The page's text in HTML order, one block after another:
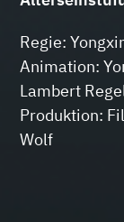
Regie:
Animation:
Lambert
Produktion:
Wolf